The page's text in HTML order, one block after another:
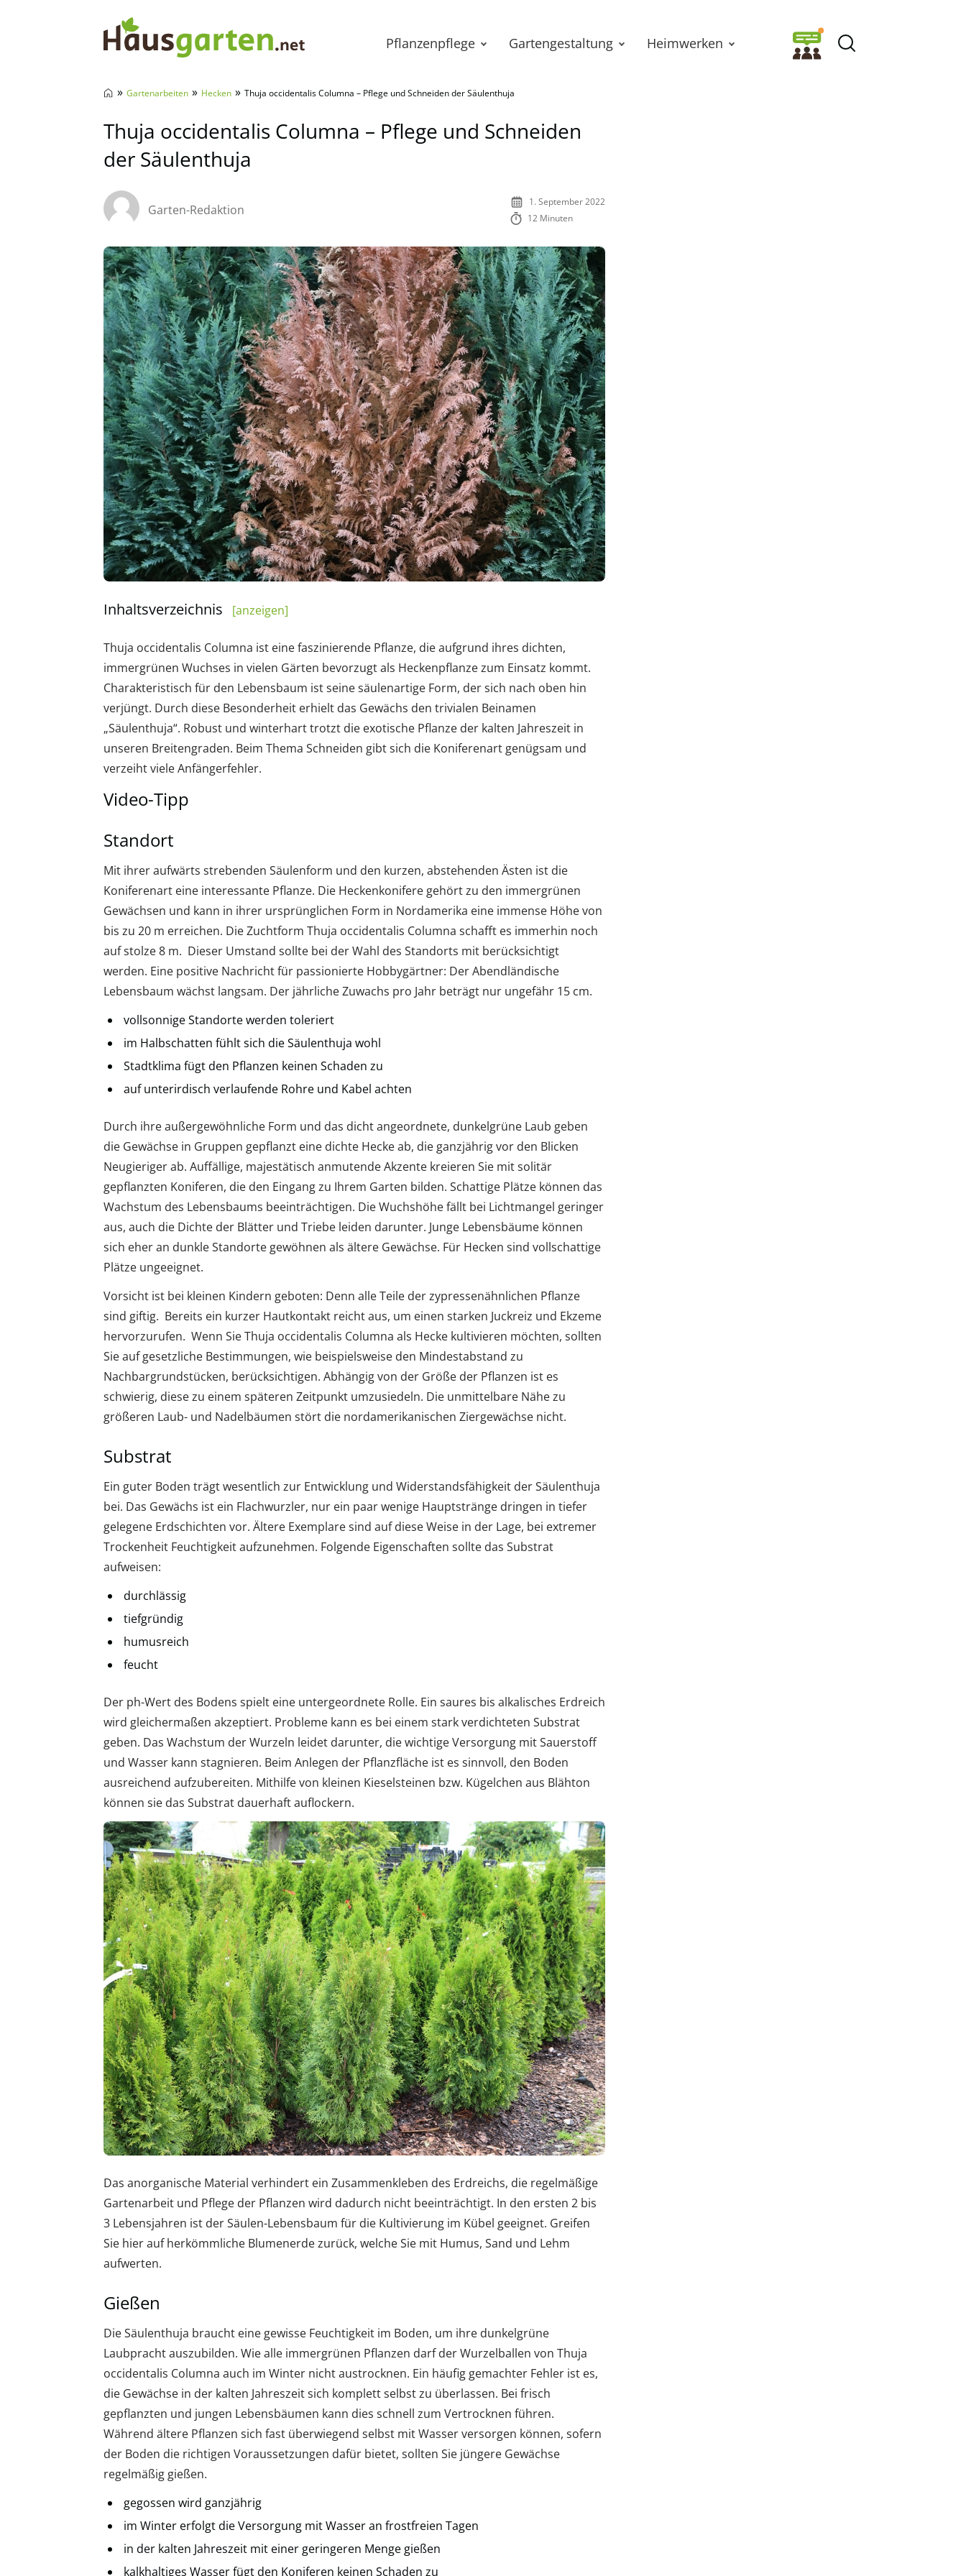
Pflanzenpflege Gartengestaltung Heimwerken
» Gartenarbeiten » Hecken » Thuja occidentalis Columna – Pflege und Schneiden der Säulenthuja
Thuja occidentalis Columna – Pflege und Schneiden
der Säulenthuja
Garten-Redaktion
1. September 2022
12 Minuten
Inhaltsverzeichnis [anzeigen]
Thuja occidentalis Columna ist eine faszinierende Pflanze, die aufgrund ihres dichten,
immergrünen Wuchses in vielen Gärten bevorzugt als Heckenpflanze zum Einsatz kommt.
Charakteristisch für den Lebensbaum ist seine säulenartige Form, der sich nach oben hin
verjüngt. Durch diese Besonderheit erhielt das Gewächs den trivialen Beinamen
„Säulenthuja“. Robust und winterhart trotzt die exotische Pflanze der kalten Jahreszeit in
unseren Breitengraden. Beim Thema Schneiden gibt sich die Koniferenart genügsam und
verzeiht viele Anfängerfehler.
Video-Tipp
Standort
Mit ihrer aufwärts strebenden Säulenform und den kurzen, abstehenden Ästen ist die
Koniferenart eine interessante Pflanze. Die Heckenkonifere gehört zu den immergrünen
Gewächsen und kann in ihrer ursprünglichen Form in Nordamerika eine immense Höhe von
bis zu 20 m erreichen. Die Zuchtform Thuja occidentalis Columna schafft es immerhin noch
auf stolze 8 m. Dieser Umstand sollte bei der Wahl des Standorts mit berücksichtigt
werden. Eine positive Nachricht für passionierte Hobbygärtner: Der Abendländische
Lebensbaum wächst langsam. Der jährliche Zuwachs pro Jahr beträgt nur ungefähr 15 cm.
vollsonnige Standorte werden toleriert
im Halbschatten fühlt sich die Säulenthuja wohl
Stadtklima fügt den Pflanzen keinen Schaden zu
auf unterirdisch verlaufende Rohre und Kabel achten
Durch ihre außergewöhnliche Form und das dicht angeordnete, dunkelgrüne Laub geben
die Gewächse in Gruppen gepflanzt eine dichte Hecke ab, die ganzjährig vor den Blicken
Neugieriger ab. Auffällige, majestätisch anmutende Akzente kreieren Sie mit solitär
gepflanzten Koniferen, die den Eingang zu Ihrem Garten bilden. Schattige Plätze können das
Wachstum des Lebensbaums beeinträchtigen. Die Wuchshöhe fällt bei Lichtmangel geringer
aus, auch die Dichte der Blätter und Triebe leiden darunter. Junge Lebensbäume können
sich eher an dunkle Standorte gewöhnen als ältere Gewächse. Für Hecken sind vollschattige
Plätze ungeeignet.
Vorsicht ist bei kleinen Kindern geboten: Denn alle Teile der zypressenähnlichen Pflanze
sind giftig. Bereits ein kurzer Hautkontakt reicht aus, um einen starken Juckreiz und Ekzeme
hervorzurufen. Wenn Sie Thuja occidentalis Columna als Hecke kultivieren möchten, sollten
Sie auf gesetzliche Bestimmungen, wie beispielsweise den Mindestabstand zu
Nachbargrundstücken, berücksichtigen. Abhängig von der Größe der Pflanzen ist es
schwierig, diese zu einem späteren Zeitpunkt umzusiedeln. Die unmittelbare Nähe zu
größeren Laub- und Nadelbäumen stört die nordamerikanischen Ziergewächse nicht.
Substrat
Ein guter Boden trägt wesentlich zur Entwicklung und Widerstandsfähigkeit der Säulenthuja
bei. Das Gewächs ist ein Flachwurzler, nur ein paar wenige Hauptstränge dringen in tiefer
gelegene Erdschichten vor. Ältere Exemplare sind auf diese Weise in der Lage, bei extremer
Trockenheit Feuchtigkeit aufzunehmen. Folgende Eigenschaften sollte das Substrat
aufweisen:
durchlässig
tiefgründig
humusreich
feucht
Der ph-Wert des Bodens spielt eine untergeordnete Rolle. Ein saures bis alkalisches Erdreich
wird gleichermaßen akzeptiert. Probleme kann es bei einem stark verdichteten Substrat
geben. Das Wachstum der Wurzeln leidet darunter, die wichtige Versorgung mit Sauerstoff
und Wasser kann stagnieren. Beim Anlegen der Pflanzfläche ist es sinnvoll, den Boden
ausreichend aufzubereiten. Mithilfe von kleinen Kieselsteinen bzw. Kügelchen aus Blähton
können sie das Substrat dauerhaft auflockern.
Das anorganische Material verhindert ein Zusammenkleben des Erdreichs, die regelmäßige
Gartenarbeit und Pflege der Pflanzen wird dadurch nicht beeinträchtigt. In den ersten 2 bis
3 Lebensjahren ist der Säulen-Lebensbaum für die Kultivierung im Kübel geeignet. Greifen
Sie hier auf herkömmliche Blumenerde zurück, welche Sie mit Humus, Sand und Lehm
aufwerten.
Gießen
Die Säulenthuja braucht eine gewisse Feuchtigkeit im Boden, um ihre dunkelgrüne
Laubpracht auszubilden. Wie alle immergrünen Pflanzen darf der Wurzelballen von Thuja
occidentalis Columna auch im Winter nicht austrocknen. Ein häufig gemachter Fehler ist es,
die Gewächse in der kalten Jahreszeit sich komplett selbst zu überlassen. Bei frisch
gepflanzten und jungen Lebensbäumen kann dies schnell zum Vertrocknen führen.
Während ältere Pflanzen sich fast überwiegend selbst mit Wasser versorgen können, sofern
der Boden die richtigen Voraussetzungen dafür bietet, sollten Sie jüngere Gewächse
regelmäßig gießen.
gegossen wird ganzjährig
im Winter erfolgt die Versorgung mit Wasser an frostfreien Tagen
in der kalten Jahreszeit mit einer geringeren Menge gießen
kalkhaltiges Wasser fügt den Koniferen keinen Schaden zu